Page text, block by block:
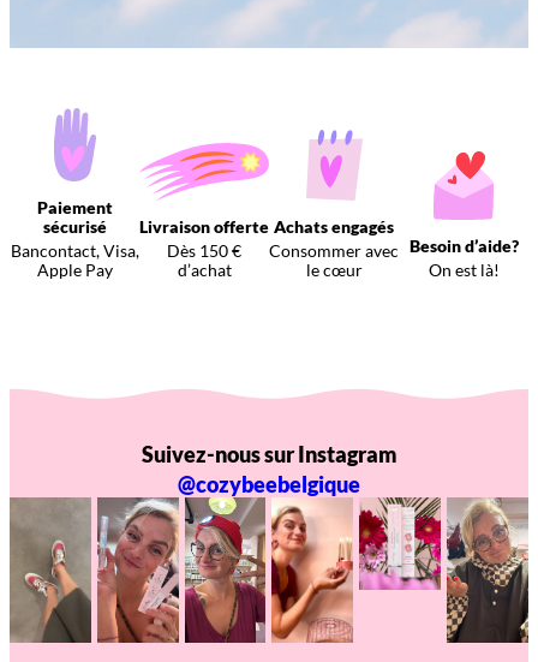
Paiement
sécurisé
Bancontact, Visa,
Apple Pay
Livraison offerte
Dès 150 €
d’achat
Achats engagés
Consommer avec
le cœur
Besoin d’aide?
On est là!
Suivez-nous sur Instagram
@cozybeebelgique